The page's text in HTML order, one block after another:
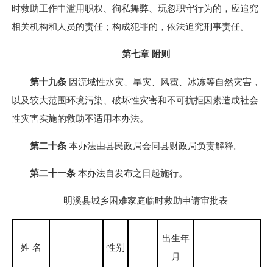
时救助工作中滥用职权、徇私舞弊、玩忽职守行为的，应追究
相关机构和人员的责任；构成犯罪的，依法追究刑事责任。
第七章 附则
第十九条 因流域性水灾、旱灾、风雹、冰冻等自然灾害，
以及较大范围环境污染、破坏性灾害和不可抗拒因素造成社会
性灾害实施的救助不适用本办法。
第二十条 本办法由县民政局会同县财政局负责解释。
第二十一条 本办法自发布之日起施行。
明溪县城乡困难家庭临时救助申请审批表
姓 名 性别
出生年
月